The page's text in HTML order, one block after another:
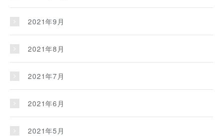
2021年9月
2021年8月
2021年7月
2021年6月
2021年5月